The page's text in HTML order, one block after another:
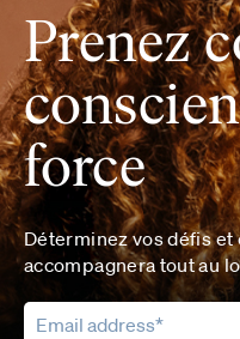
Prenez
force
Déterminez vos défis
accompagnera tout au